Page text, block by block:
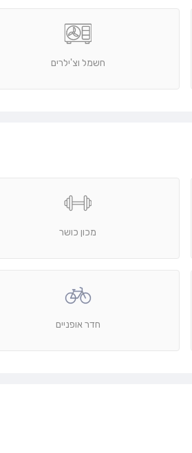
חשמל וצ'ילרים
מכון כושר
חדר אופניים